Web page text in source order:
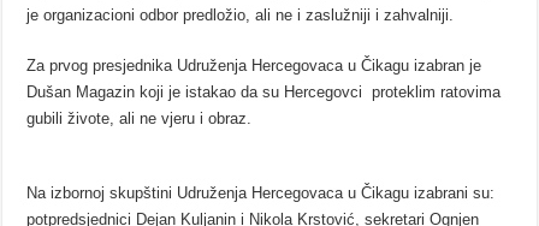
je organizacioni odbor predložio, ali ne i zaslužniji i zahvalniji.
Za prvog presjednika Udruženja Hercegovaca u Čikagu izabran je
Dušan Magazin koji je istakao da su Hercegovci proteklim ratovima
gubili živote, ali ne vjeru i obraz.
Na izbornoj skupštini Udruženja Hercegovaca u Čikagu izabrani su:
potpredsjednici Dejan Kuljanin i Nikola Krstović, sekretari Ognjen